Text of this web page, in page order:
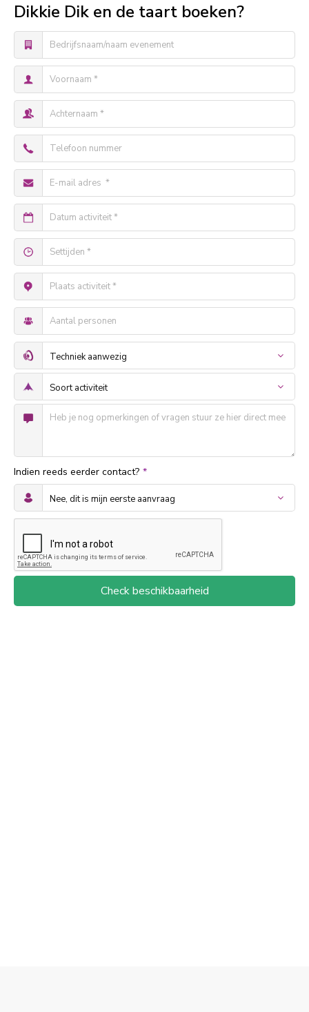
Dikkie Dik en de taart boeken?
Indien reeds eerder contact? *
Check beschikbaarheid